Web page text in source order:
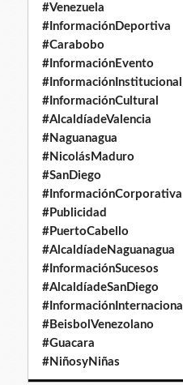
#Venezuela
#InformaciónDeportiva
#Carabobo
#InformaciónEvento
#InformaciónInstitucional
#InformaciónCultural
#AlcaldíadeValencia
#Naguanagua
#NicolásMaduro
#SanDiego
#InformaciónCorporativa
#Publicidad
#PuertoCabello
#AlcaldíadeNaguanagua
#InformaciónSucesos
#AlcaldíadeSanDiego
#InformaciónInternacional
#BeisbolVenezolano
#Guacara
#NiñosyNiñas